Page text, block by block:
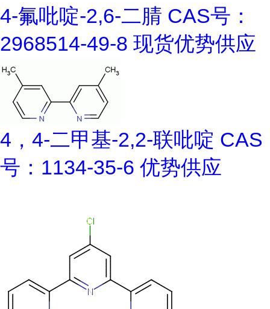
4-氟吡啶-2,6-二腈 CAS号：
2968514-49-8 现货优势供应
4，4-二甲基-2,2-联吡啶 CAS
号：1134-35-6 优势供应